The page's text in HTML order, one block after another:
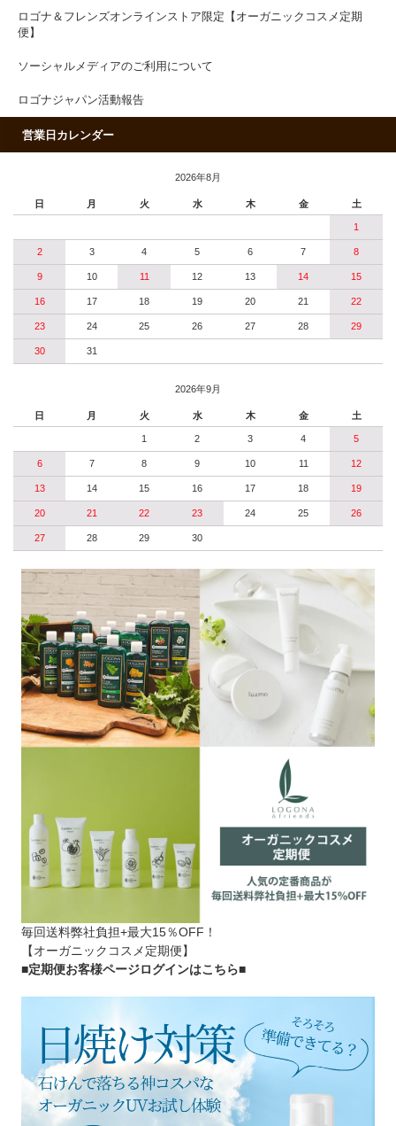
ロゴナ＆フレンズオンラインストア限定【オーガニックコスメ定期
便】
ソーシャルメディアのご利用について
ロゴナジャパン活動報告
営業日カレンダー
2026年8月
日 月 火 水 木 金 土
1
2 3 4 5 6 7 8
9 10 11 12 13 14 15
16 17 18 19 20 21 22
23 24 25 26 27 28 29
30 31
2026年9月
日 月 火 水 木 金 土
1 2 3 4 5
6 7 8 9 10 11 12
13 14 15 16 17 18 19
20 21 22 23 24 25 26
27 28 29 30
毎回送料弊社負担+最大15％OFF！
【オーガニックコスメ定期便】
■定期便お客様ページログインはこちら■